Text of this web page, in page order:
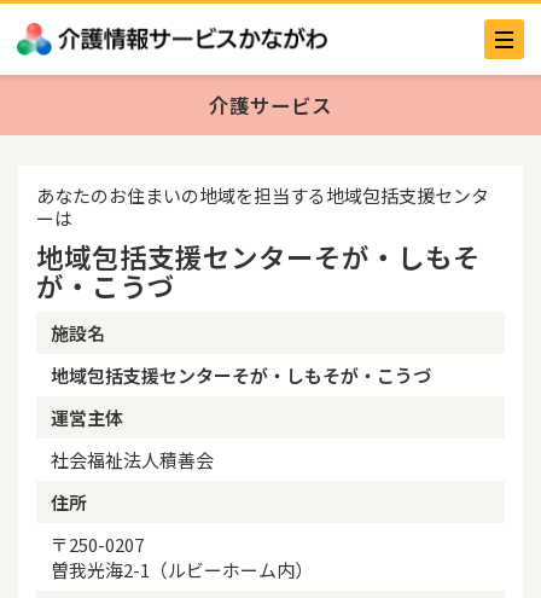
介護サービス
あなたのお住まいの地域を担当する地域包括支援センタ
ーは
地域包括支援センターそが・しもそ
が・こうづ
施設名
地域包括支援センターそが・しもそが・こうづ
運営主体
社会福祉法人積善会
住所
〒250-0207
曽我光海2-1（ルビーホーム内）